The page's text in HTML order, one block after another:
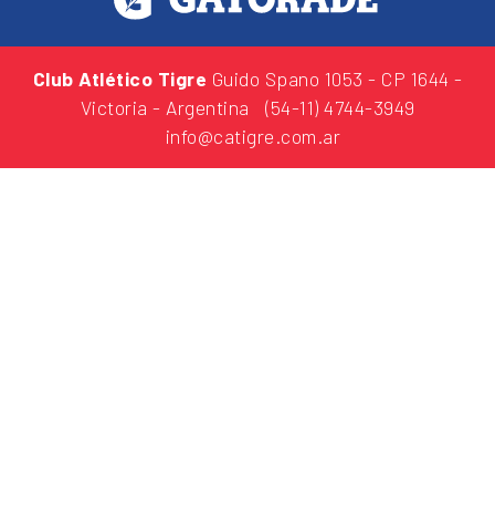
Club Atlético Tigre Guido Spano 1053 - CP 1644 -
Victoria - Argentina
(54-11) 4744-3949
info@catigre.com.ar